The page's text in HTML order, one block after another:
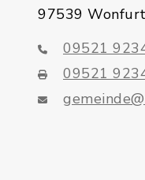
97539 Wonfurt
09521
09521